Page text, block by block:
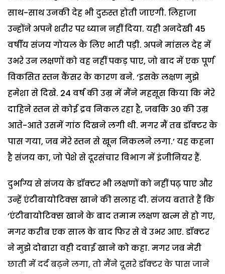
साथ-साथ उनकी देह भी दुरुस्त होती जाएगी. लिहाजा
उन्होंने अपने शरीर पर ध्यान नहीं दिया. यही अनदेखी 45
वर्षीय संजय गोयल के लिए भारी पड़ी. अपने मांसल देह में
उभरे उन लक्षणों को वह नहीं पकड़ पाए, जो बाद में एक पूर्ण
विकसित स्तन कैंसर के कारण बने. ‘इसके लक्षण मुझे
हमेशा से दिखे. 24 वर्ष की उम्र में मैंने महसूस किया कि मेरे
दाहिने स्तन से कोई द्रव निकल रहा है, जबकि 30 की उम्र
आते-आते उसमें गांठ दिखने लगी थी. मगर मैं तब डॉक्टर के
पास गया, जब मेरे स्तन से खून निकलने लगा.’ यह कहना
है संजय का, जो पेशे से दूरसंचार विभाग में इंजीनियर हैं.
दुर्भाग्य से संजय के डॉक्टर भी लक्षणों को नहीं पढ़ पाए और
उन्हें एंटीबायोटिक्स खाने की सलाह दी. संजय बताते हैं कि
‘एंटीबायोटिक्स खाने के बाद तमाम लक्षण खत्म से हो गए,
मगर करीब एक साल के बाद फिर से वे उभर आए. डॉक्टर
ने मुझे दोबारा वही दवाई खाने को कहा. मगर जब मेरी
छाती में दर्द बढ़ने लगा, तो मैंने दूसरे डॉक्टर के पास जाने